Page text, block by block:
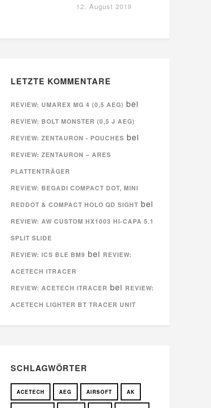
12. August 2019
LETZTE KOMMENTARE
REVIEW: UMAREX MG 4 (0,5 AEG) bei
REVIEW: BOLT MONSTER (0,5 J AEG)
REVIEW: ZENTAURON - POUCHES bei
REVIEW: ZENTAURON – ARES
PLATTENTRÄGER
REVIEW: BEGADI COMPACT DOT, MINI
REDDOT & COMPACT HOLO QD SIGHT bei
REVIEW: AW CUSTOM HX1003 HI-CAPA 5.1
SPLIT SLIDE
REVIEW: ICS BLE BM9 bei REVIEW:
ACETECH ITRACER
REVIEW: ACETECH ITRACER bei REVIEW:
ACETECH LIGHTER BT TRACER UNIT
SCHLAGWÖRTER
ACETECH AEG AIRSOFT AK